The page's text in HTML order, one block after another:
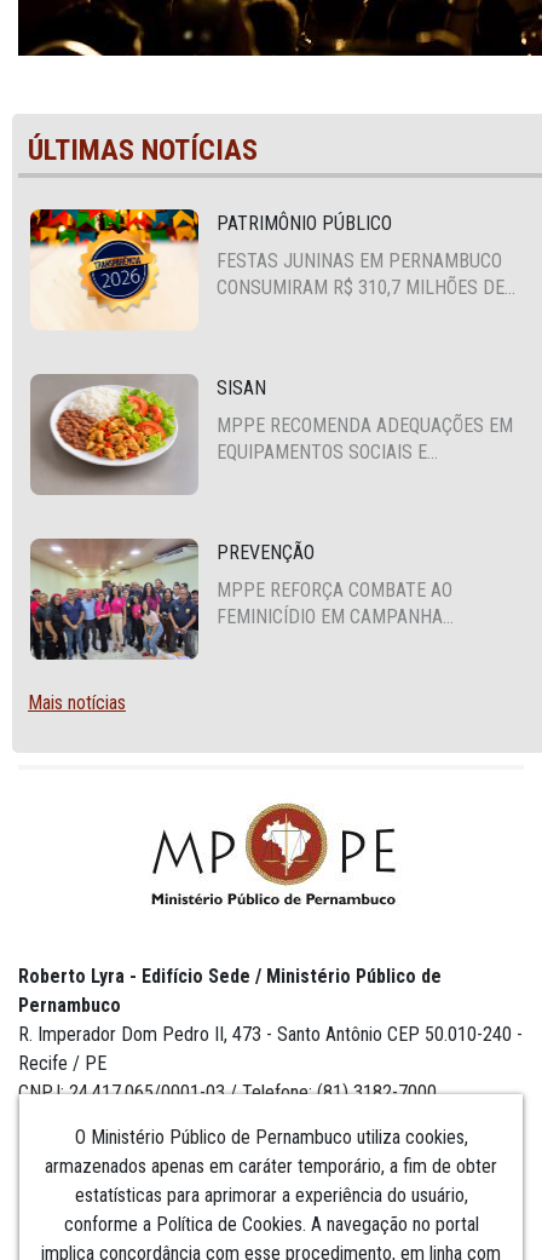
ÚLTIMAS NOTÍCIAS
PATRIMÔNIO PÚBLICO
FESTAS JUNINAS EM PERNAMBUCO
CONSUMIRAM R$ 310,7 MILHÕES DE
SISAN
MPPE RECOMENDA ADEQUAÇÕES EM
EQUIPAMENTOS SOCIAIS E
PREVENÇÃO
MPPE REFORÇA COMBATE AO
FEMINICÍDIO EM CAMPANHA
Mais notícias
O Ministério Público de Pernambuco utiliza cookies,
armazenados apenas em caráter temporário, a fim de obter
estatísticas para aprimorar a experiência do usuário,
conforme a Política de Cookies. A navegação no portal
implica concordância com esse procedimento, em linha com
Roberto Lyra - Edifício Sede / Ministério Público de
Pernambuco
R. Imperador Dom Pedro II, 473 - Santo Antônio CEP 50.010-240 -
Recife / PE
CNPJ: 24.417.065/0001-03 / Telefone: (81) 3182-7000
Institucional